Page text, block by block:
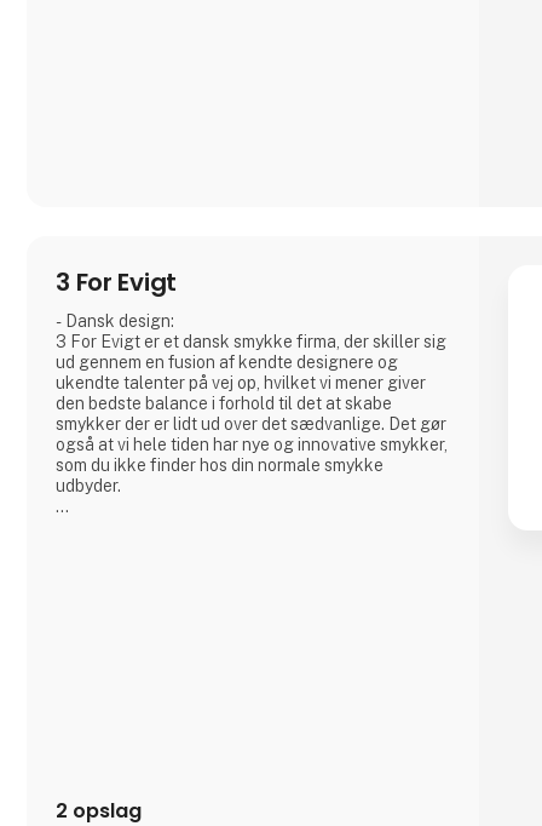
3 For Evigt
- Dansk design:
3 For Evigt er et dansk smykke firma, der skiller sig
ud gennem en fusion af kendte designere og
ukendte talenter på vej op, hvilket vi mener giver
den bedste balance i forhold til det at skabe
smykker der er lidt ud over det sædvanlige. Det gør
også at vi hele tiden har nye og innovative smykker,
som du ikke finder hos din normale smykke
udbyder.
2 opslag